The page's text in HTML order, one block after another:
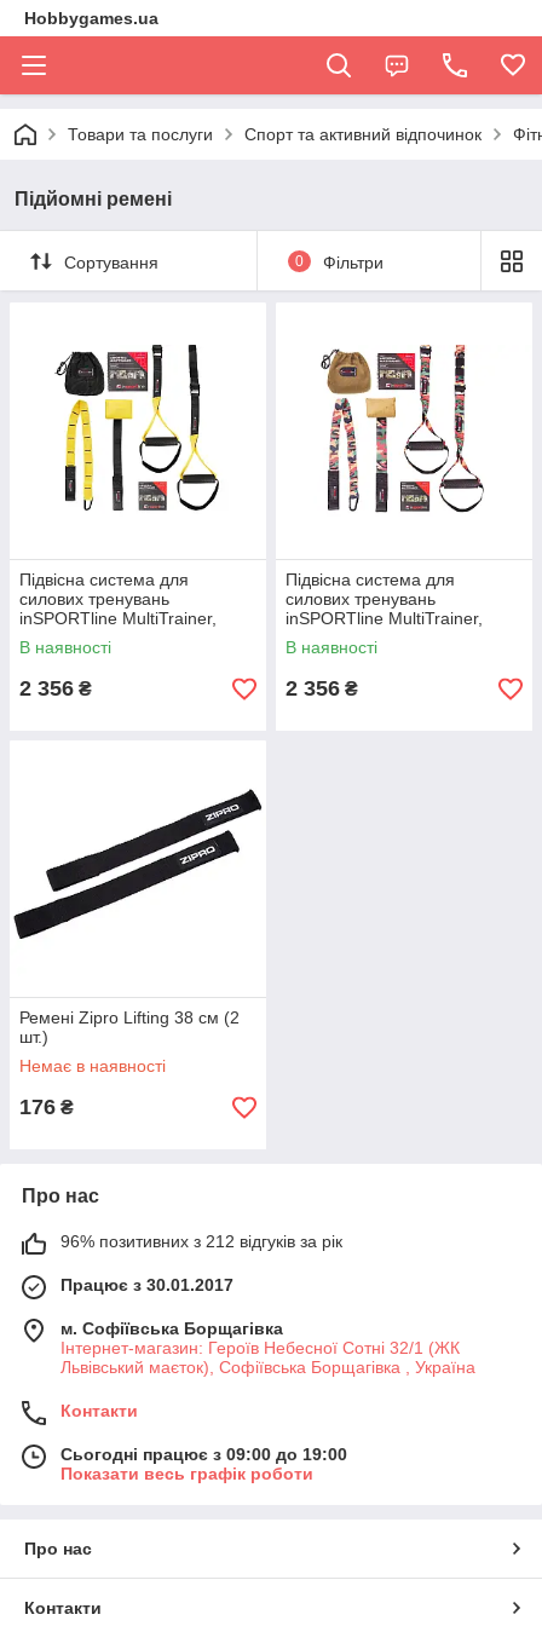
Hobbygames.ua
Товари та послуги Спорт та активний відпочинок
Підйомні ремені
Сортування 0 Фільтри
Підвісна система для
силових тренувань
inSPORTline MultiTrainer,
жовтий
В наявності
2 356 ₴
Підвісна система для
силових тренувань
inSPORTline MultiTrainer,
камуфляж
В наявності
2 356 ₴
Ремені Zipro Lifting 38 см (2
шт.)
Немає в наявності
176 ₴
Про нас
96% позитивних з 212 відгуків за рік
Працює з 30.01.2017
м. Софіївська Борщагівка
Інтернет-магазин: Героїв Небесної Сотні 32/1 (ЖК
Львівський маєток), Софіївська Борщагівка , Україна
Контакти
Сьогодні працює з 09:00 до 19:00
Показати весь графік роботи
Про нас
Контакти